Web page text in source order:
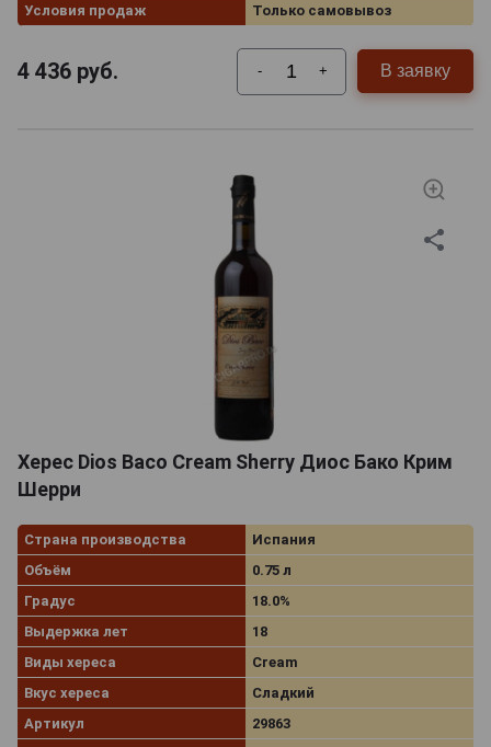
Условия продаж
Только самовывоз
4 436 руб. - + В заявку
Херес Dios Baco Cream Sherry Диос Бако Крим
Шерри
Страна производства
Испания
Объём
0.75 л
Градус
18.0%
Выдержка лет
18
Виды хереса
Cream
Вкус хереса
Сладкий
Артикул
29863